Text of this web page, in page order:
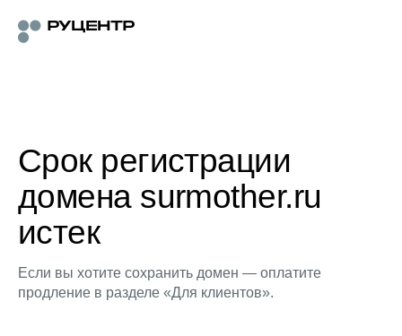
Срок регистрации
домена surmother.ru
истек
Если вы хотите сохранить домен — оплатите
продление в разделе «Для клиентов».